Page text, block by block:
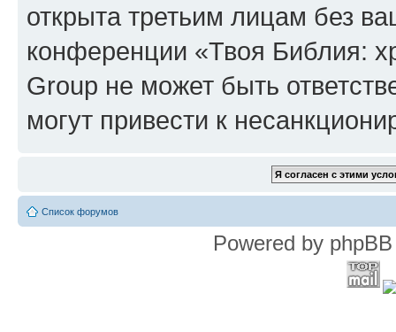
открыта третьим лицам без
конференции «Твоя Библия:
Group не может быть
могут привести к
Список форумов
Powered by